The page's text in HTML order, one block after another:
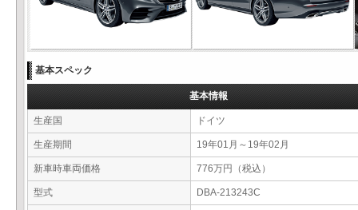
基本スペック
基本情報
生産国 ドイツ
生産期間 19年01月～19年02月
新車時車両価格 776万円（税込）
型式 DBA-213243C